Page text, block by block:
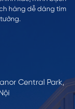
hàng dễ dàng tìm
Central Park,